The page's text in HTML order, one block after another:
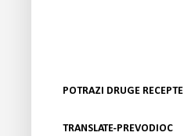
POTRAZI DRUGE RECEPTE
TRANSLATE-PREVODIOC